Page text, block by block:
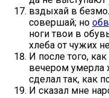
вздыхай в
совершай; но
ноги твои в
хлеба от чужих
И после того,
вечером умерла
сделал так, как
И сказал мне